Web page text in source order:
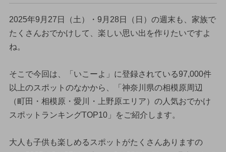
2025年9月27日（土）・9月28日（日）の週末も、家族で
たくさんおでかけして、楽しい思い出を作りたいですよ
ね。
そこで今回は、「いこーよ」に登録されている97,000件
以上のスポットのなかから、「神奈川県の相模原周辺
（町田・相模原・愛川・上野原エリア）の人気おでかけ
スポットランキングTOP10」をご紹介します。
大人も子供も楽しめるスポットがたくさんありますの